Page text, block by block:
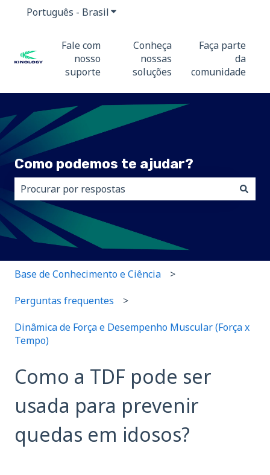
Português - BrasilMostrar submenu para traduções
Fale com
nosso
suporte
Conheça
nossas
soluções
Faça parte
da
comunidade
Como podemos te ajudar?
Não há sugestões porque o campo de pesquisa está
Base de Conhecimento e Ciência
Perguntas frequentes
Dinâmica de Força e Desempenho Muscular (Força x
Tempo)
Como a TDF pode ser
usada para prevenir
quedas em idosos?